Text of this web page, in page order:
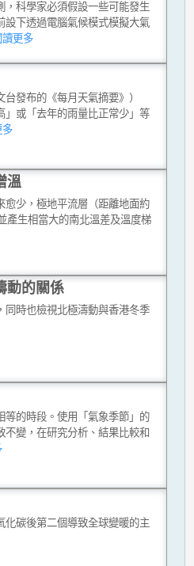
，科學家必須假設一些可能發生
設下透過電腦氣候模式模擬大氣
讀更多
發布的《每月天氣摘要》）
」或「去年的雨量比正常少」等
多
溫
愈少，極地平流層（距離地面約
產生相當大的南北溫差及溫度梯
動的關係
同時也檢視北極濤動與香港冬季
等的時段。使用「氣象季節」的
不變，在研究分析、結果比較和
化碳後第二個導致全球變暖的主